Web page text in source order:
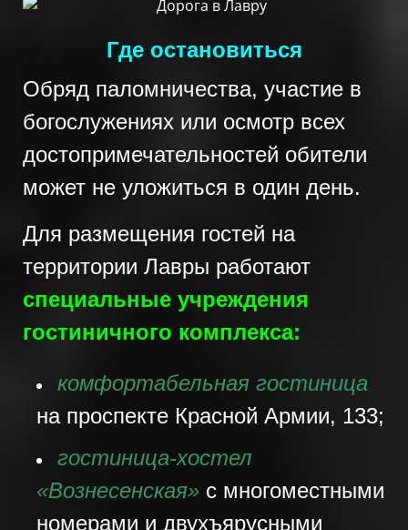
Где остановиться
Обряд паломничества, участие в
богослужениях или осмотр всех
достопримечательностей обители
может не уложиться в один день.
Для размещения гостей на
территории Лавры работают
специальные учреждения
гостиничного комплекса:
комфортабельная гостиница
на проспекте Красной Армии, 133;
гостиница-хостел
«Вознесенская» с многоместными
номерами и двухъярусными